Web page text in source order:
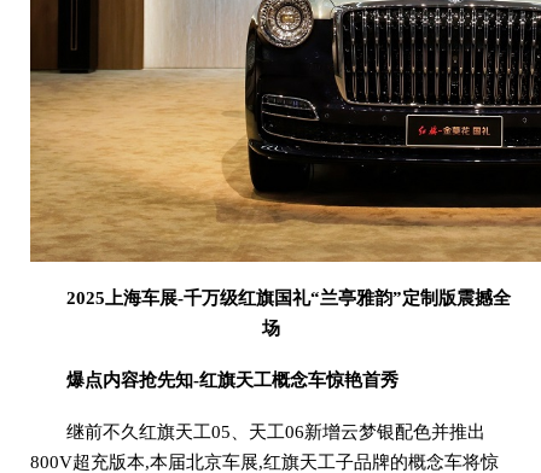
2025上海车展-千万级红旗国礼“兰亭雅韵”定制版震撼全
场
爆点内容抢先知-红旗天工概念车惊艳首秀
继前不久红旗天工05、天工06新增云梦银配色并推出
800V超充版本,本届北京车展,红旗天工子品牌的概念车将惊